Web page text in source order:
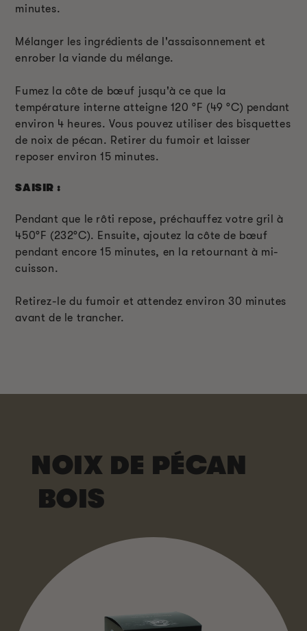
minutes.
Mélanger les ingrédients de l'assaisonnement et
enrober la viande du mélange.
Fumez la côte de bœuf jusqu'à ce que la
température interne atteigne 120 °F (49 °C) pendant
environ 4 heures. Vous pouvez utiliser des bisquettes
de noix de pécan. Retirer du fumoir et laisser
reposer environ 15 minutes.
SAISIR :
Pendant que le rôti repose, préchauffez votre gril à
450°F (232°C). Ensuite, ajoutez la côte de bœuf
pendant encore 15 minutes, en la retournant à mi-
cuisson.
Retirez-le du fumoir et attendez environ 30 minutes
avant de le trancher.
NOIX DE PÉCAN
BOIS